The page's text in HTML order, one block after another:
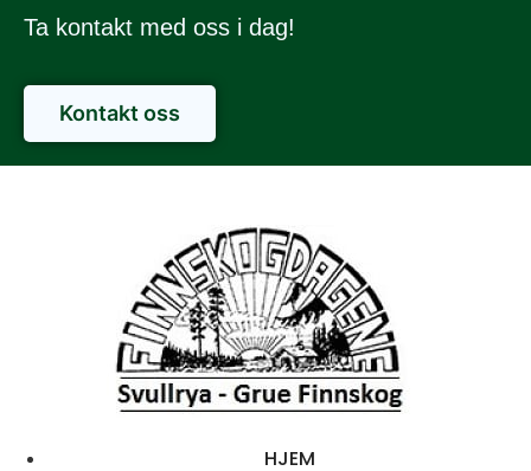
Ta kontakt med oss i dag!
Kontakt oss
HJEM